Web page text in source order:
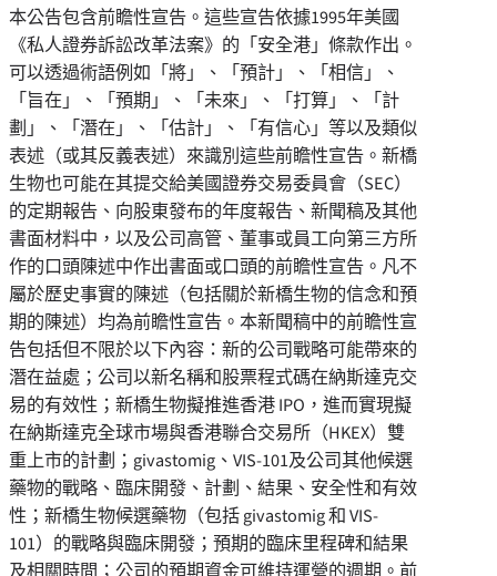
本公告包含前瞻性宣告。這些宣告依據1995年美國
《私人證券訴訟改革法案》的「安全港」條款作出。
可以透過術語例如「將」、「預計」、「相信」、
「旨在」、「預期」、「未來」、「打算」、「計
劃」、「潛在」、「估計」、「有信心」等以及類似
表述（或其反義表述）來識別這些前瞻性宣告。新橋
生物也可能在其提交給美國證券交易委員會（SEC）
的定期報告、向股東發布的年度報告、新聞稿及其他
書面材料中，以及公司高管、董事或員工向第三方所
作的口頭陳述中作出書面或口頭的前瞻性宣告。凡不
屬於歷史事實的陳述（包括關於新橋生物的信念和預
期的陳述）均為前瞻性宣告。本新聞稿中的前瞻性宣
告包括但不限於以下內容：新的公司戰略可能帶來的
潛在益處；公司以新名稱和股票程式碼在納斯達克交
易的有效性；新橋生物擬推進香港 IPO，進而實現擬
在納斯達克全球市場與香港聯合交易所（HKEX）雙
重上市的計劃；givastomig、VIS-101及公司其他候選
藥物的戰略、臨床開發、計劃、結果、安全性和有效
性；新橋生物候選藥物（包括 givastomig 和 VIS-
101）的戰略與臨床開發；預期的臨床里程碑和結果
及相關時間；公司的預期資金可維持運營的週期。前